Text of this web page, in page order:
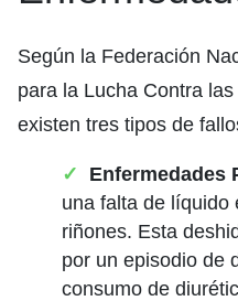
Según la Federación
para la Lucha Contra
existen tres tipos de
Enfermedades
una falta de líquido
riñones. Esta
por un episodio de
consumo de